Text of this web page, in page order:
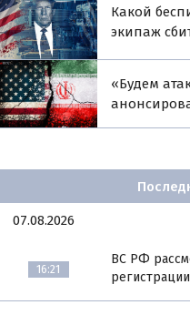
Какой
экипаж
«Будем
07.08.2026
16:21
ВС РФ